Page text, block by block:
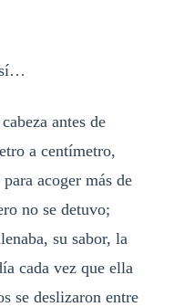
antes de
a centímetro,
acoger más de
no se detuvo;
su sabor, la
cada vez que ella
se deslizaron entre